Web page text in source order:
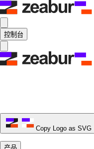
控制台
Copy Logo as SVG